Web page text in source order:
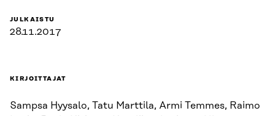
JULKAISTU
28.11.2017
KIRJOITTAJAT
Sampsa Hyysalo, Tatu Marttila, Armi Temmes, Raimo